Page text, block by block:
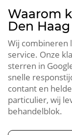
Waarom
Den
Wij combineren
service. Onze
sterren in
snelle
contant en
particulier, wij
behandelblok.